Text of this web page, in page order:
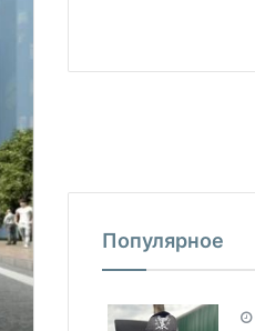
Популярное